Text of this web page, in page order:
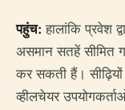
पहुंच: हालांकि प्रवेश
असमान सतहें सीमित
कर सकती हैं।
व्हीलचेयर